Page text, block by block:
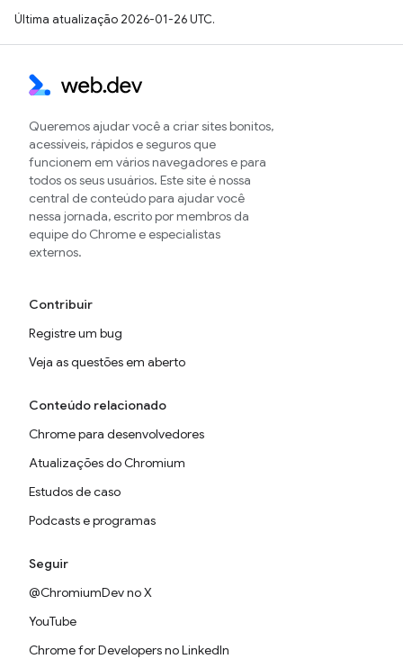
Última atualização 2026-01-26 UTC.
Queremos ajudar você a criar sites bonitos,
acessíveis, rápidos e seguros que
funcionem em vários navegadores e para
todos os seus usuários. Este site é nossa
central de conteúdo para ajudar você
nessa jornada, escrito por membros da
equipe do Chrome e especialistas
externos.
Contribuir
Registre um bug
Veja as questões em aberto
Conteúdo relacionado
Chrome para desenvolvedores
Atualizações do Chromium
Estudos de caso
Podcasts e programas
Seguir
@ChromiumDev no X
YouTube
Chrome for Developers no LinkedIn